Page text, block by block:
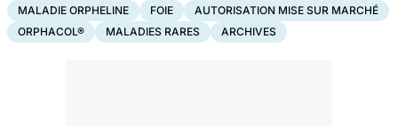
MALADIE ORPHELINE FOIE
AUTORISATION MISE SUR MARCHÉ
ORPHACOL®
MALADIES RARES ARCHIVES